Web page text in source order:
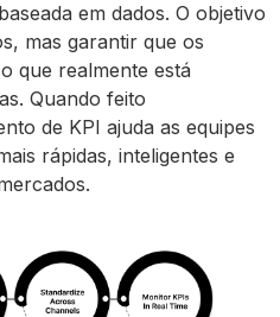
em dados. O objetivo
mas garantir que os
que realmente está
Quando feito
de KPI ajuda as equipes
rápidas, inteligentes e